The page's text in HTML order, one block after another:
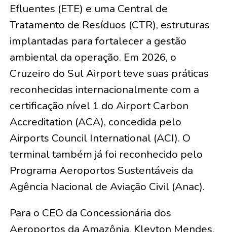
Efluentes (ETE) e uma Central de
Tratamento de Resíduos (CTR), estruturas
implantadas para fortalecer a gestão
ambiental da operação. Em 2026, o
Cruzeiro do Sul Airport teve suas práticas
reconhecidas internacionalmente com a
certificação nível 1 do Airport Carbon
Accreditation (ACA), concedida pelo
Airports Council International (ACI). O
terminal também já foi reconhecido pelo
Programa Aeroportos Sustentáveis da
Agência Nacional de Aviação Civil (Anac).
Para o CEO da Concessionária dos
Aeroportos da Amazônia, Kleyton Mendes,